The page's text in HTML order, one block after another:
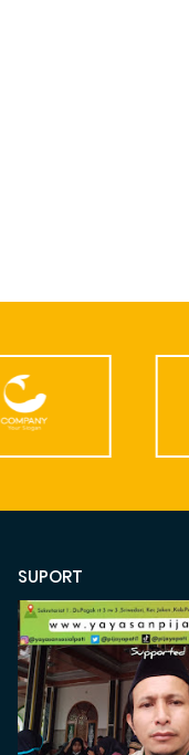
SUPORT